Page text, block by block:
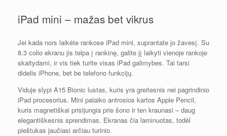
iPad mini – mažas bet vikrus
Jei kada nors laikėte rankose iPad mini, suprantate jo žavesį. Su
8.3 colio ekranu jis telpa į rankinę, galite jį laikyti vienoje rankoje
skaitydami, ir vis tiek turite visas iPad galimybes. Tai tarsi
didelis iPhone, bet be telefono funkcijų.
Viduje slypi A15 Bionic lustas, kuris yra greitesnis nei pagrindinio
iPad procesorius. Mini palaiko antrosios kartos Apple Pencil,
kuris magnetiškai prisijungia prie šono ir ten kraunasi – daug
elegantiškesnis sprendimas. Ekranas čia laminuotas, todėl
pieštukas jaučiasi arčiau turinio.